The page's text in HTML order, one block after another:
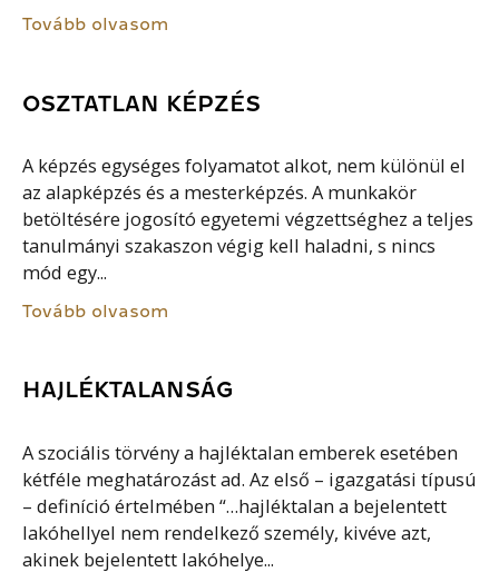
Tovább olvasom
OSZTATLAN KÉPZÉS
A képzés egységes folyamatot alkot, nem különül el
az alapképzés és a mesterképzés. A munkakör
betöltésére jogosító egyetemi végzettséghez a teljes
tanulmányi szakaszon végig kell haladni, s nincs
mód egy...
Tovább olvasom
HAJLÉKTALANSÁG
A szociális törvény a hajléktalan emberek esetében
kétféle meghatározást ad. Az első – igazgatási típusú
– definíció értelmében “…hajléktalan a bejelentett
lakóhellyel nem rendelkező személy, kivéve azt,
akinek bejelentett lakóhelye...